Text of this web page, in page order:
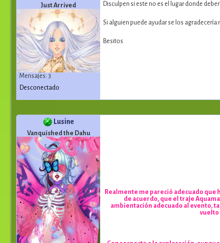
Just Arrived
Mensajes: 3
Disculpen si este no es el lugar donde
Si alguien puede ayudar se los agradecería
Besitos
Desconectado
Lusine
Vanquished the Dahu
Realmente me pareció adecuado que
de acuerdo, que el traje
ambientación adecuado al evento,
vuelto